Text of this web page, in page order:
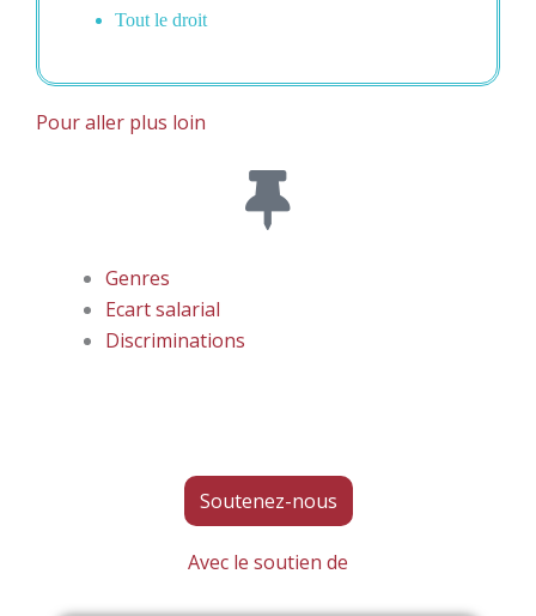
Tout le droit
Pour aller plus loin
Genres
Ecart salarial
Discriminations
Soutenez-nous
Avec le soutien de